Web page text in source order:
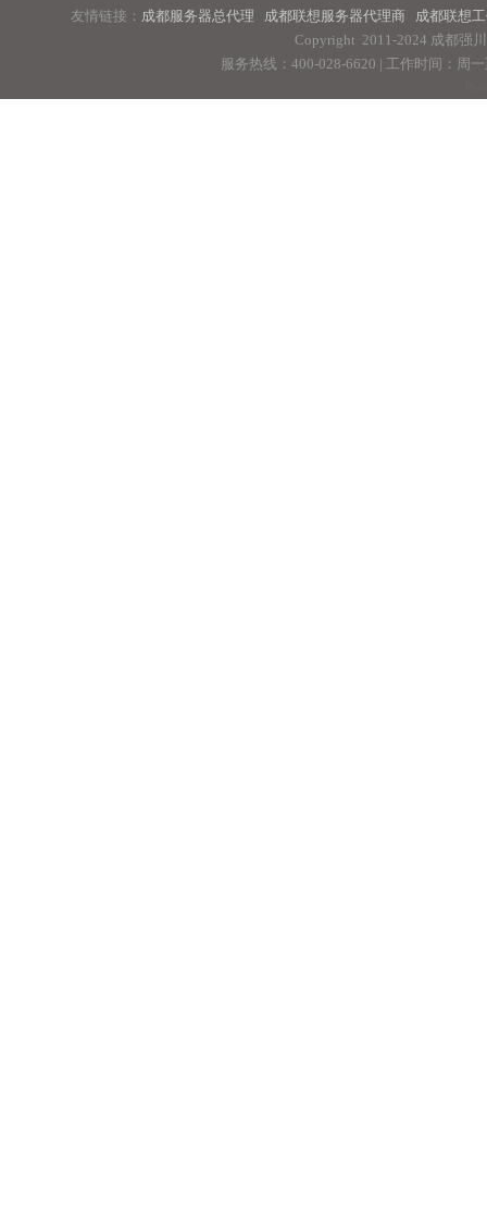
友情链接： 成都服务器总代理 成都联想服务器代理商
成都联想
Copyright 2011-2024 成都强
服务热线：400-028-6620 | 工作时间：周